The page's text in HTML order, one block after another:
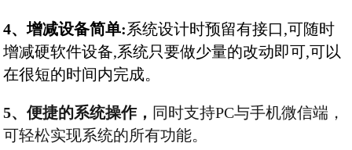
4、增减设备简单:系统设计时预留有接口,可随时
增减硬软件设备,系统只要做少量的改动即可,可以
在很短的时间内完成。
5、便捷的系统操作， 同时支持PC与手机微信端，
可轻松实现系统的所有功能。